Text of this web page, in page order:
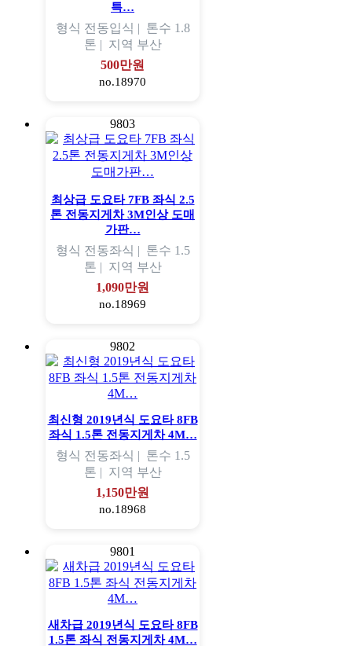
특…
형식 전동입식 | 톤수 1.8
톤 | 지역 부산
500만원
no.18970
9803
최상급 도요타 7FB 좌식 2.5
톤 전동지게차 3M인상 도매
가판…
형식 전동좌식 | 톤수 1.5
톤 | 지역 부산
1,090만원
no.18969
9802
최신형 2019년식 도요타 8FB
좌식 1.5톤 전동지게차 4M…
형식 전동좌식 | 톤수 1.5
톤 | 지역 부산
1,150만원
no.18968
9801
새차급 2019년식 도요타 8FB
1.5톤 좌식 전동지게차 4M…